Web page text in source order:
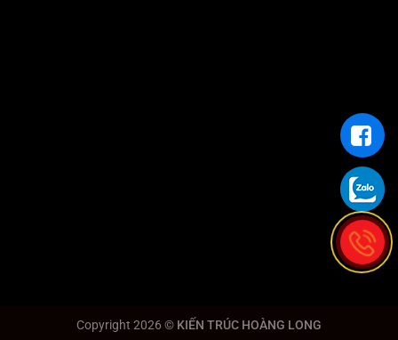
Copyright 2026 © KIẾN TRÚC HOÀNG LONG